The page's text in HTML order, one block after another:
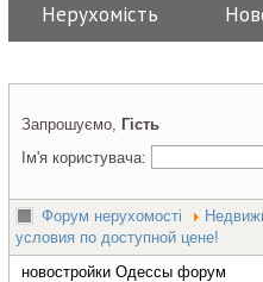
Нерухомість
Запрошуємо, Гість
Ім'я користувача:
Форум нерухомості
условия по доступной цене!
новостройки Одессы форум